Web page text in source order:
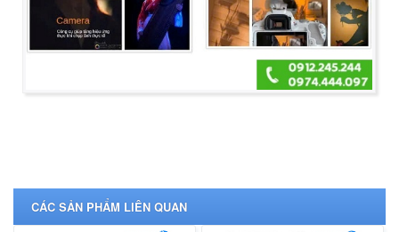
CÁC SẢN PHẨM LIÊN QUAN